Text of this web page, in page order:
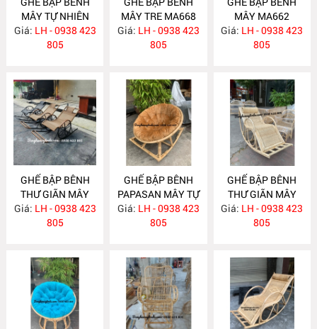
MÂY TỰ NHIÊN
MA672
Giá: LH - 0938 423
805
MÂY TRE MA668
Giá: LH - 0938 423
805
MÂY MA662
Giá: LH - 0938 423
805
GHẾ BẬP BÊNH
THƯ GIÃN MÂY
NHỰA NH308
Giá: LH - 0938 423
805
GHẾ BẬP BÊNH
PAPASAN MÂY TỰ
NHIÊN MA468
Giá: LH - 0938 423
805
GHẾ BẬP BÊNH
THƯ GIÃN MÂY
TỰ NHIÊN MA422
Giá: LH - 0938 423
805